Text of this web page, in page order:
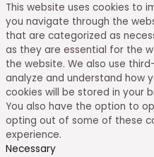
This website uses cookies to
you navigate through the
that are categorized as
as they are essential for the
the website. We also use
analyze and understand how
cookies will be stored in your
You also have the option to
opting out of some of these
experience.
Necessary